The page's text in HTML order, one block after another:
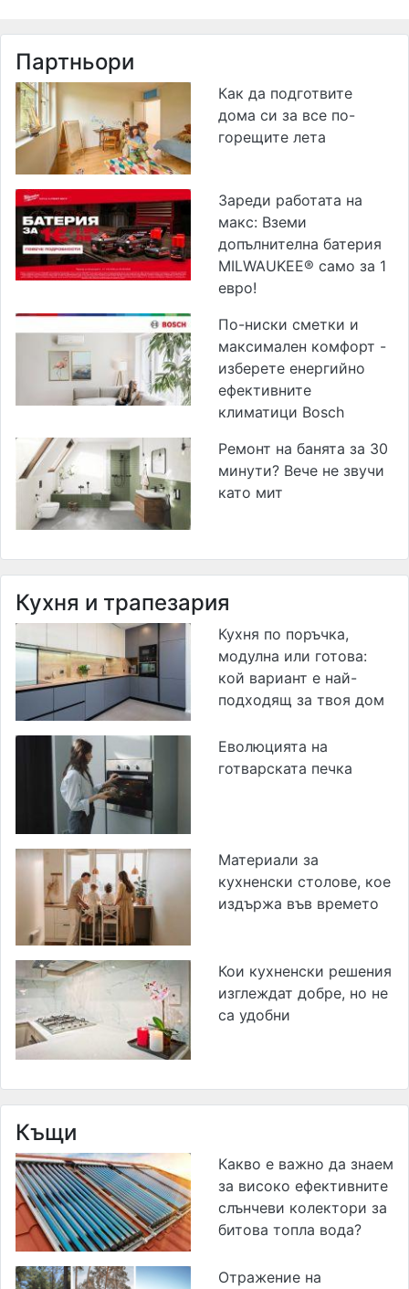
Партньори
Как да подготвите
дома си за все по-
горещите лета
Зареди работата на
макс: Вземи
допълнителна батерия
MILWAUKEE® само за 1
евро!
По-ниски сметки и
максимален комфорт -
изберете енергийно
ефективните
климатици Bosch
Ремонт на банята за 30
минути? Вече не звучи
като мит
Кухня и трапезария
Кухня по поръчка,
модулна или готова:
кой вариант е най-
подходящ за твоя дом
Еволюцията на
готварската печка
Материали за
кухненски столове, кое
издържа във времето
Кои кухненски решения
изглеждат добре, но не
са удобни
Къщи
Какво е важно да знаем
за високо ефективните
слънчеви колектори за
битова топла вода?
Отражение на